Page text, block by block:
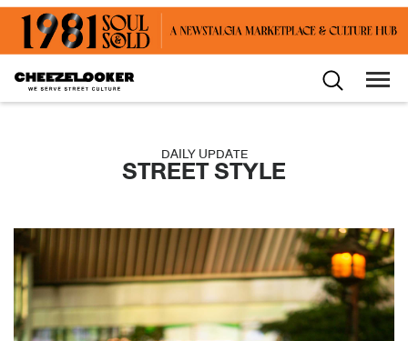
DAILY UPDATE
STREET STYLE